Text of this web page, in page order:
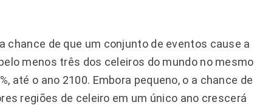
chance de que um conjunto de eventos cause a
menos três dos celeiros do mundo no mesmo
até o ano 2100. Embora pequeno, o a chance de
regiões de celeiro em um único ano crescerá